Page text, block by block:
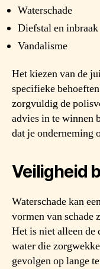
Waterschade
Diefstal en inbraak
Vandalisme
Het kiezen van de
specifieke
zorgvuldig de
advies in te winnen
dat je onderneming
Veiligheid
Waterschade kan
vormen van schade
Het is niet alleen de
water die
gevolgen op lange